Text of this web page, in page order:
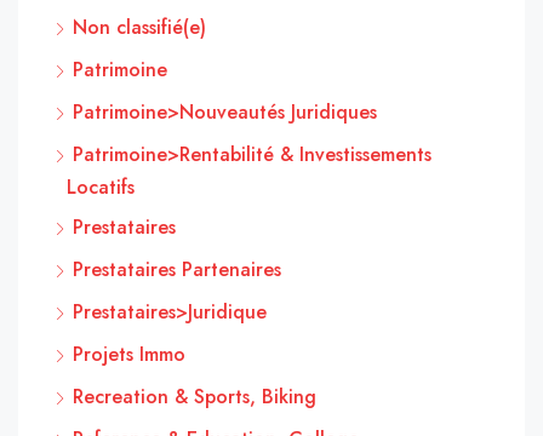
Non classifié(e)
Patrimoine
Patrimoine>Nouveautés Juridiques
Patrimoine>Rentabilité & Investissements
Locatifs
Prestataires
Prestataires Partenaires
Prestataires>Juridique
Projets Immo
Recreation & Sports, Biking